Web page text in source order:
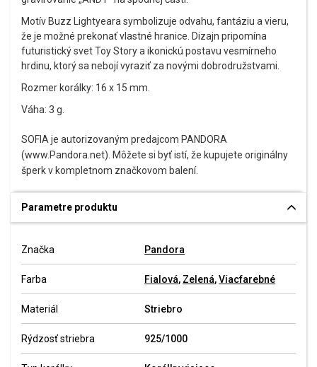
Motív Buzz Lightyeara symbolizuje odvahu, fantáziu a vieru,
že je možné prekonať vlastné hranice. Dizajn pripomína
futuristický svet Toy Story a ikonickú postavu vesmírneho
hrdinu, ktorý sa nebojí vyraziť za novými dobrodružstvami.
Rozmer korálky: 16 x 15 mm.
Váha: 3 g.
SOFIA je autorizovaným predajcom PANDORA
(www.Pandora.net). Môžete si byť istí, že kupujete originálny
šperk v kompletnom značkovom balení.
Parametre produktu
Značka Pandora
Farba Fialová, Zelená,Viacfarebné
Materiál Striebro
Rýdzosť striebra 925/1000